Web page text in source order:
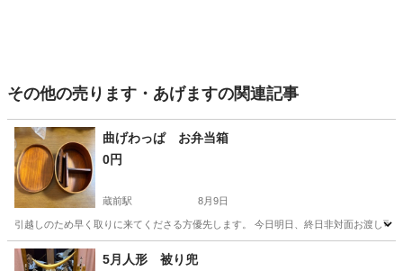
その他の売ります・あげますの関連記事
曲げわっぱ お弁当箱
0円
蔵前駅 8月9日
引越しのため早く取りに来てくださる方優先します。 今日明日、終日非対面お渡し
東京 台東区 蔵前駅 その他
5月人形 被り兜